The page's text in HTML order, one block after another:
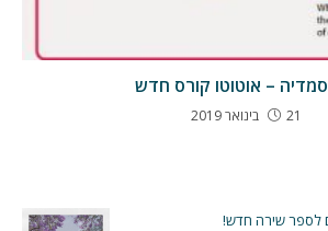
– אוטוטו קורס חדש
21 בינואר 2019
לספר שירה חדש!